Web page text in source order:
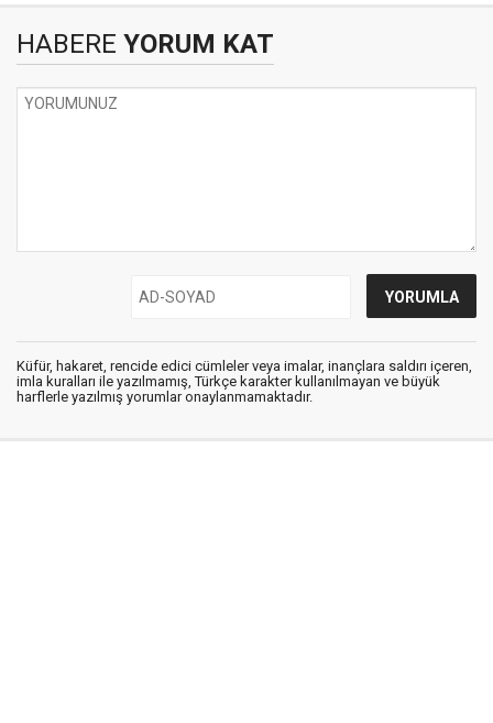
HABERE YORUM KAT
Küfür, hakaret, rencide edici cümleler veya imalar, inançlara saldırı içeren,
imla kuralları ile yazılmamış, Türkçe karakter kullanılmayan ve büyük
harflerle yazılmış yorumlar onaylanmamaktadır.